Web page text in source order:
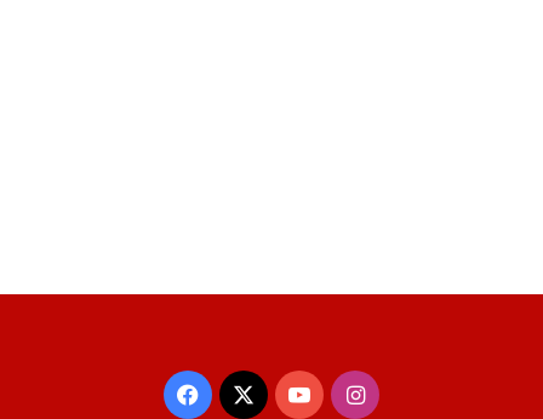
Facebook
X YouTubeInstagram